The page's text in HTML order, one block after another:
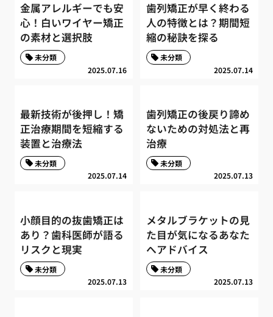
金属アレルギーでも安
心！白いワイヤー矯正
の素材と選択肢
2025.07.16
未分類
歯列矯正が早く終わる
人の特徴とは？期間短
縮の秘訣を探る
2025.07.14
未分類
最新技術が後押し！矯
正治療期間を短縮する
装置と治療法
2025.07.14
未分類
歯列矯正の後戻り諦め
ないための対処法と再
治療
2025.07.13
未分類
小顔目的の抜歯矯正は
あり？歯科医師が語る
リスクと現実
2025.07.13
未分類
メタルブラケットの見
た目が気になるあなた
へアドバイス
2025.07.13
未分類